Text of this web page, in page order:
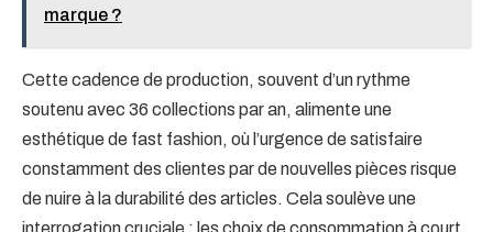
marque ?
Cette cadence de production, souvent d’un rythme
soutenu avec 36 collections par an, alimente une
esthétique de fast fashion, où l’urgence de satisfaire
constamment des clientes par de nouvelles pièces risque
de nuire à la durabilité des articles. Cela soulève une
interrogation cruciale : les choix de consommation à court